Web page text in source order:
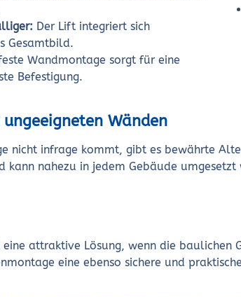
Der Lift integriert sich
Gesamtbild.
Wandmontage sorgt für eine
Befestigung.
Wänden
nicht infrage kommt, gibt es bewährte
kann nahezu in jedem Gebäude umgesetzt
eine attraktive Lösung, wenn die baulichen
eine ebenso sichere und